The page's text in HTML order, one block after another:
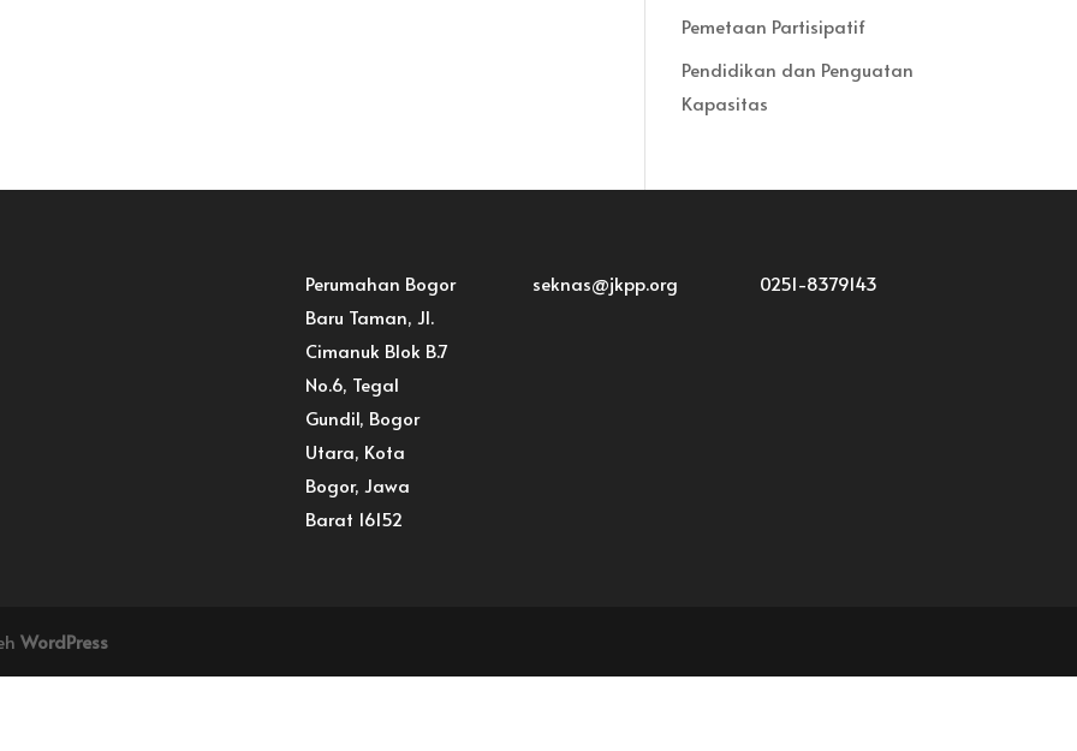
Pemetaan Partisipatif
Pendidikan dan Penguatan
Kapasitas
Perumahan Bogor
Baru Taman, Jl.
Cimanuk Blok B.7
No.6, Tegal
Gundil, Bogor
Utara, Kota
Bogor, Jawa
Barat 16152
seknas@jkpp.org 0251-8379143
WordPress